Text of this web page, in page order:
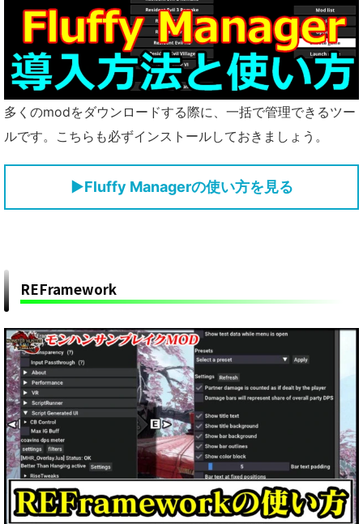
多くのmodをダウンロードする際に、一括で管理できるツー
ルです。こちらも必ずインストールしておきましょう。
▶Fluffy Managerの使い方を見る
REFramework